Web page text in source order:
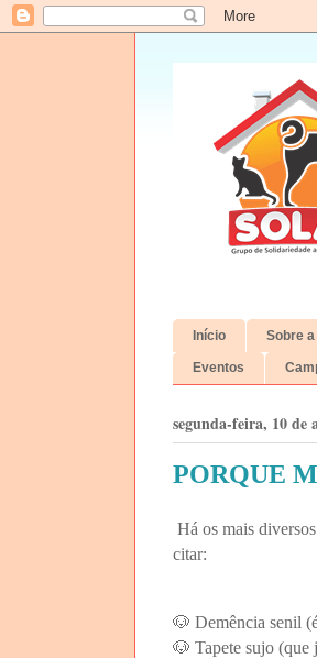
Início Sobre a
Eventos
segunda-feira, 10 de
PORQUE
Há os mais
citar:
🐶 Demência senil
🐶 Tapete sujo (que